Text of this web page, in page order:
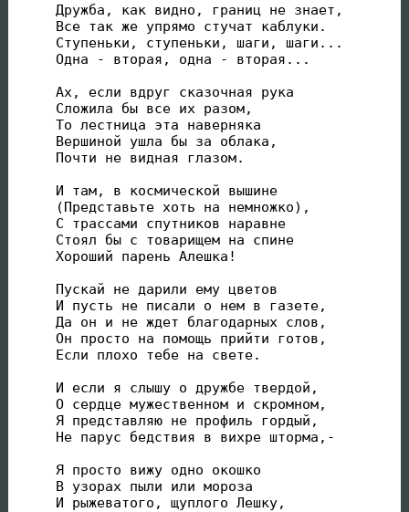
Дружба, как видно, границ не знает,
Все так же упрямо стучат каблуки.
Ступеньки, ступеньки, шаги, шаги...
Одна - вторая, одна - вторая...
Ах, если вдруг сказочная рука
Сложила бы все их разом,
То лестница эта наверняка
Вершиной ушла бы за облака,
Почти не видная глазом.
И там, в космической вышине
(Представьте хоть на немножко),
С трассами спутников наравне
Стоял бы с товарищем на спине
Хороший парень Алешка!
Пускай не дарили ему цветов
И пусть не писали о нем в газете,
Да он и не ждет благодарных слов,
Он просто на помощь прийти готов,
Если плохо тебе на свете.
И если я слышу о дружбе твердой,
О сердце мужественном и скромном,
Я представляю не профиль гордый,
Не парус бедствия в вихре шторма,-
Я просто вижу одно окошко
В узорах пыли или мороза
И рыжеватого, щуплого Лешку,